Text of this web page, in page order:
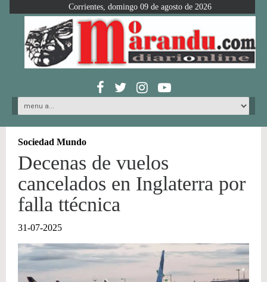
Corrientes, domingo 09 de agosto de 2026
Sociedad Mundo
Decenas de vuelos
cancelados en Inglaterra por
falla ttécnica
31-07-2025